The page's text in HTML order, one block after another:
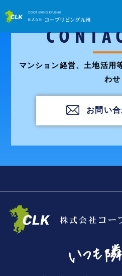
マンション経営、土地活用
わせ
お問い